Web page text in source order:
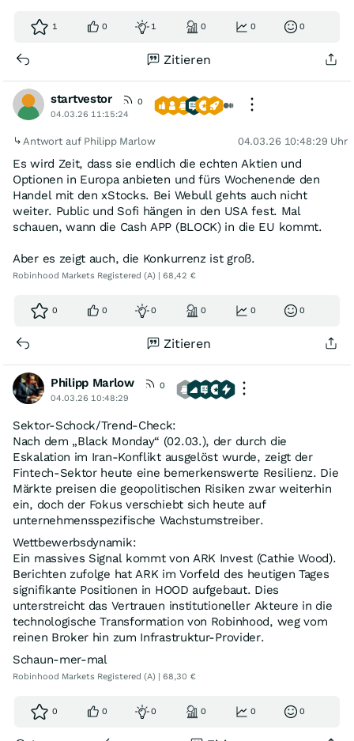
1 0 1 0 0 0
Zitieren
startvestor
0
04.03.26 11:15:24
Antwort auf Philipp Marlow 04.03.26 10:48:29 Uhr
Es wird Zeit, dass sie endlich die echten Aktien und
Optionen in Europa anbieten und fürs Wochenende den
Handel mit den xStocks. Bei Webull gehts auch nicht
weiter. Public und Sofi hängen in den USA fest. Mal
schauen, wann die Cash APP (BLOCK) in die EU kommt.
Aber es zeigt auch, die Konkurrenz ist groß.
Robinhood Markets Registered (A) | 68,42 €
0 0 0 0 0 0
Zitieren
Philipp Marlow
0
04.03.26 10:48:29
Sektor-Schock/Trend-Check:
Nach dem „Black Monday“ (02.03.), der durch die
Eskalation im Iran-Konflikt ausgelöst wurde, zeigt der
Fintech-Sektor heute eine bemerkenswerte Resilienz. Die
Märkte preisen die geopolitischen Risiken zwar weiterhin
ein, doch der Fokus verschiebt sich heute auf
unternehmensspezifische Wachstumstreiber.
Wettbewerbsdynamik:
Ein massives Signal kommt von ARK Invest (Cathie Wood).
Berichten zufolge hat ARK im Vorfeld des heutigen Tages
signifikante Positionen in HOOD aufgebaut. Dies
unterstreicht das Vertrauen institutioneller Akteure in die
technologische Transformation von Robinhood, weg vom
reinen Broker hin zum Infrastruktur-Provider.
Schaun-mer-mal
Robinhood Markets Registered (A) | 68,30 €
0 0 0 0 0 0